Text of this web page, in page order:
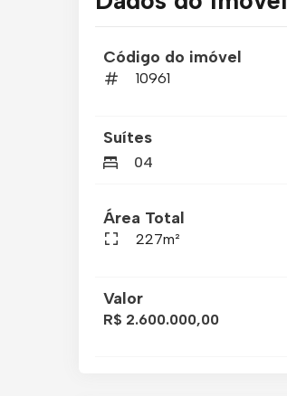
Código do imóvel
10961
Suítes
04
Área Total
227m²
Valor
R$ 2.600.000,00